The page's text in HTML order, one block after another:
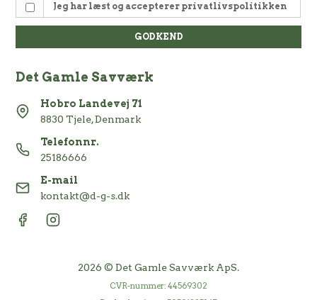
Jeg har læst og accepterer privatlivspolitikken
GODKEND
Det Gamle Savværk
Hobro Landevej 71
8830 Tjele, Denmark
Telefonnr.
25186666
E-mail
kontakt@d-g-s.dk
2026 © Det Gamle Savværk ApS.
CVR-nummer: 44569302